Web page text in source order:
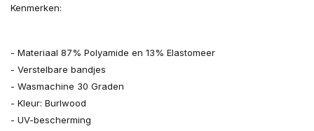
Kenmerken:
- Materiaal 87% Polyamide en 13% Elastomeer
- Verstelbare bandjes
- Wasmachine 30 Graden
- Kleur: Burlwood
- UV-bescherming